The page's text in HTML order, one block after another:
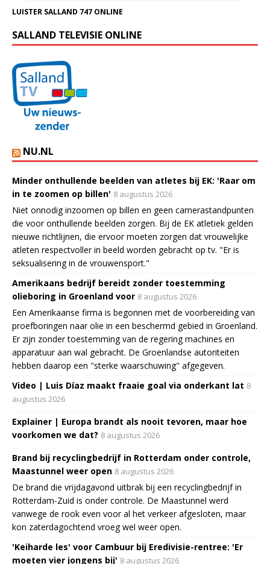
LUISTER SALLAND 747 ONLINE
SALLAND TELEVISIE ONLINE
NU.NL
Minder onthullende beelden van atletes bij EK: 'Raar om
in te zoomen op billen' 8 augustus 2026
Niet onnodig inzoomen op billen en geen camerastandpunten
die voor onthullende beelden zorgen. Bij de EK atletiek gelden
nieuwe richtlijnen, die ervoor moeten zorgen dat vrouwelijke
atleten respectvoller in beeld worden gebracht op tv. "Er is
seksualisering in de vrouwensport."
Amerikaans bedrijf bereidt zonder toestemming
olieboring in Groenland voor 8 augustus 2026
Een Amerikaanse firma is begonnen met de voorbereiding van
proefboringen naar olie in een beschermd gebied in Groenland.
Er zijn zonder toestemming van de regering machines en
apparatuur aan wal gebracht. De Groenlandse autoriteiten
hebben daarop een "sterke waarschuwing" afgegeven.
Video | Luis Díaz maakt fraaie goal via onderkant lat 8
augustus 2026
Explainer | Europa brandt als nooit tevoren, maar hoe
voorkomen we dat? 8 augustus 2026
Brand bij recyclingbedrijf in Rotterdam onder controle,
Maastunnel weer open 8 augustus 2026
De brand die vrijdagavond uitbrak bij een recyclingbedrijf in
Rotterdam-Zuid is onder controle. De Maastunnel werd
vanwege de rook even voor al het verkeer afgesloten, maar
kon zaterdagochtend vroeg wel weer open.
'Keiharde les' voor Cambuur bij Eredivisie-rentree: 'Er
moeten vier jongens bij' 8 augustus 2026